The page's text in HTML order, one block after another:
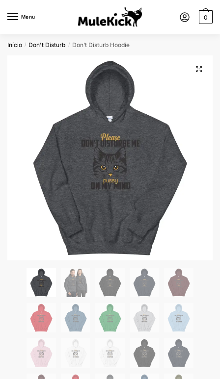
Menu 0
Início / Don't Disturb / Don’t Disturb Hoodie
🔍